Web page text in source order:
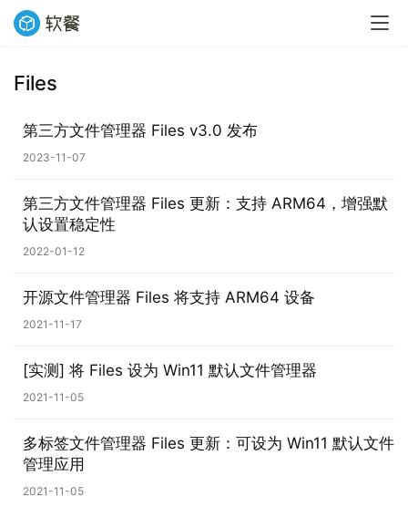
业
界
n
1
W
n
1
P
C
Files
第三方文件管理器 Files v3.0 发布
2023-11-07
第三方文件管理器 Files 更新：支持 ARM64，增强默
认设置稳定性
2022-01-12
开源文件管理器 Files 将支持 ARM64 设备
2021-11-17
[实测] 将 Files 设为 Win11 默认文件管理器
2021-11-05
多标签文件管理器 Files 更新：可设为 Win11 默认文件
管理应用
2021-11-05